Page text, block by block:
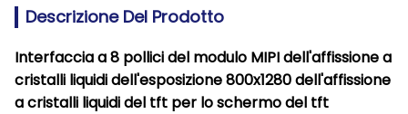
Descrizione Del Prodotto
Interfaccia a 8 pollici del modulo MIPI dell'affissione a
cristalli liquidi dell'esposizione 800x1280 dell'affissione
a cristalli liquidi del tft per lo schermo del tft